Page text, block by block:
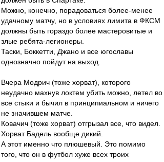
Можно, конечно, порадоваться более-менее
удачному матчу, но в условиях лимита в ФКСМ
должны быть гораздо более мастеровитые и
злые ребята-легионеры.
Таски, Боккетти, Джано и все югославы
однозначно пойдут на выход.
Вчера Модрич (тоже хорват), которого
неудачно махнув локтем убить можно, летел во
все стыки и бычил в принципиальном и ничего
не значившем матче.
Ковачич (тоже хорват) отгрызал все, что видел.
Хорват Бадель вообще дикий.
А этот именно что плюшевый. Это помимо
того, что он в футбол хуже всех троих